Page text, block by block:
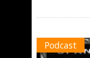
Podcast